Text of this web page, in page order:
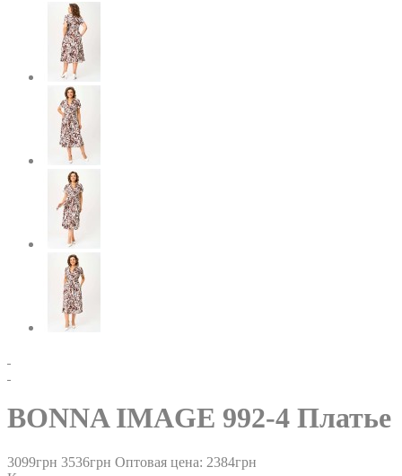
BONNA IMAGE 992-4 Платье
3099грн 3536грн Оптовая цена: 2384грн